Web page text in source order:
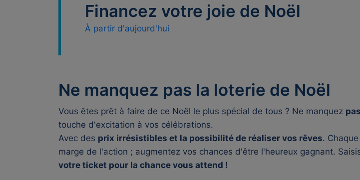
Financez votre joie de Noël
À partir d'aujourd'hui
Ne manquez pas la loterie de Noël
Vous êtes prêt à faire de ce Noël le plus spécial de tous ? Ne manquez
touche d'excitation à vos célébrations.
Avec des prix irrésistibles et la possibilité de réaliser vos rêves.
marge de l'action ; augmentez vos chances d'être l'heureux gagnant.
votre ticket pour la chance vous attend !